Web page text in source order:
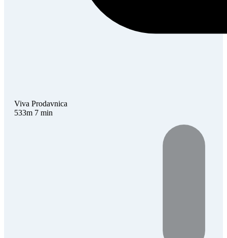
Viva Prodavnica
533m 7 min